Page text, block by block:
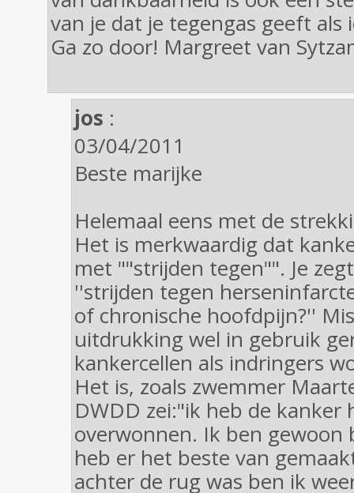
van je dat je tegengas geeft als
Ga zo door! Margreet van
jos :
03/04/2011
Beste marijke
Helemaal eens met de
Het is merkwaardig dat
met ""strijden tegen"". Je
''strijden tegen
of chronische hoofdpijn?''
uitdrukking wel in gebruik
kankercellen als indringers
Het is, zoals zwemmer
DWDD zei:"ik heb de kanker
overwonnen. Ik ben gewoon
heb er het beste van
achter de rug was ben ik